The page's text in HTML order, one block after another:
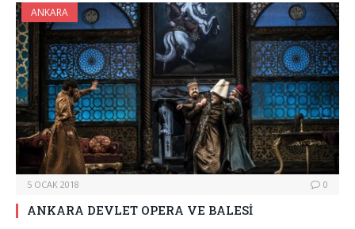
ANKARA
5 OCAK 2018 0
ANKARA DEVLET OPERA VE BALESİ